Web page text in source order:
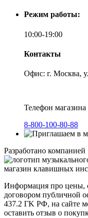
Режим работы:
10:00-19:00
Контакты
Офис: г. Москва,
Телефон магазина
8-800-100-80-88
Разработано компанией
магазин клавишных
Информация про цены,
договором публичной
437.2 ГK РФ, на сайте
оставить отзыв о